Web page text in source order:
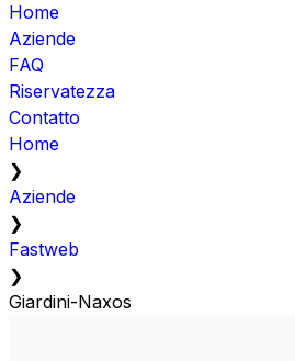
Home
Aziende
FAQ
Riservatezza
Contatto
Home
❯
Aziende
❯
Fastweb
❯
Giardini-Naxos